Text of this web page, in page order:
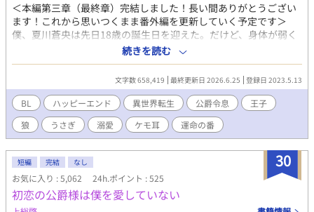
＜本編第三章（最終章）完結しました！長い間ありがとうござい
ます！これから思いつくまま番外編を更新していく予定です＞
僕、夏川蒼央は先日18歳の誕生日を迎えた。だけど、身体が弱く
この18年の間、病院の外に出たことはほんとどない。治りもしな
い病気に疲れ果てた両親に捨てられ、誰からも必要とされない僕
は、生きることを諦め、死ぬのを待ち侘びるだけの毎日を過ごし
ていた。そして、ようやく僕の命が尽きやっと親孝行ができた。
これで楽になる……そう思っていたのに、気がつくと僕は新たな
世界に生まれ変わっていた。 そこはケモ耳と尻尾付きで生まれる
世界。 王家とその血筋である公爵家には狼が生まれるのが通常で
あるが、ごく稀にウサギ耳と尻尾を持つ子が生まれる。 狼の耳付
きが生まれるヴォルフ公爵家に生まれた真っ白なウサギ耳の僕・
アズールは、生まれながらに王子の許嫁に決まっているのだが、
その王子がびっくりな容姿をしていて……。 愛されることだけを
夢見ていた可愛いウサギ耳の公爵令息と神に選ばれし能力を持つ
王子のイチャラブハッピーエンド小説です。 R18には※つけま
続きを読む
文字数 658,419 最終更新日 2026.6.25 登録日 2023.5.13
BL ハッピーエンド 異世界転生 公爵令息
王子
狼
うさぎ 溺愛 ケモ耳 運命の番
30
短編 完結 なし
お気に入り : 5,062 24h.ポイント : 525
初恋の公爵様は僕を愛していない